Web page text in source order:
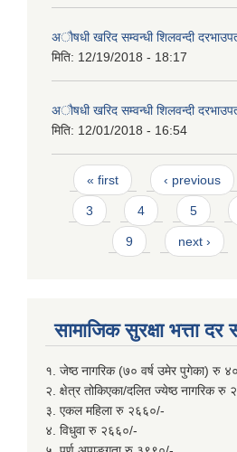
अाैषधी खरिद सम्वन्धी शिलवन्दी
मिति: 12/19/2018 - 18:17
अाैषधी खरिद सम्वन्धी शिलवन्दी
मिति: 12/01/2018 - 16:54
Pages
« first ‹ previous
3 4 5
9 next ›
सामाजिक सुरक्षा भत्ता दर
१. जेष्ठ नागरिक (७० वर्ष उमेर पुगेका) रु
२. क्षेत्र तोकिएका/दलित ज्येष्ठ नागरिक रु
३. एकल महिला रु २६६०/-
४. विधुवा रु २६६०/-